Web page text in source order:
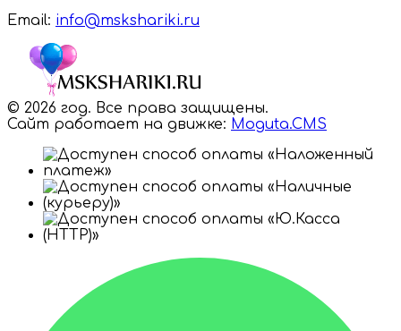
Email: info@mskshariki.ru
© 2026 год. Все права защищены.
Сайт работает на движке: Moguta.CMS